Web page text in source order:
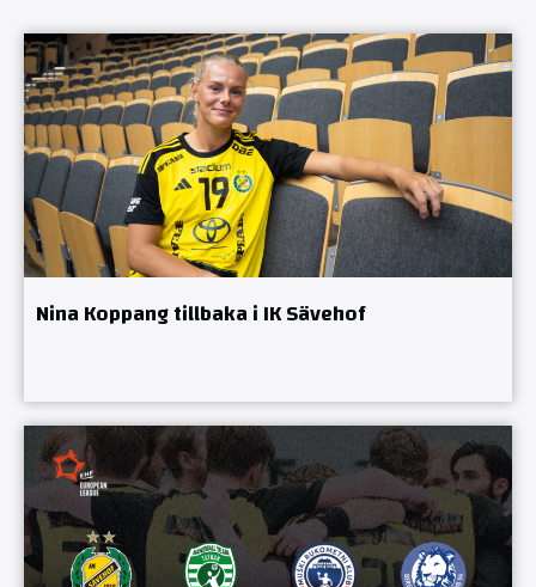
Nina Koppang tillbaka i IK Sävehof